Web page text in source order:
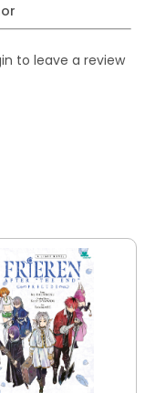
to leave a review